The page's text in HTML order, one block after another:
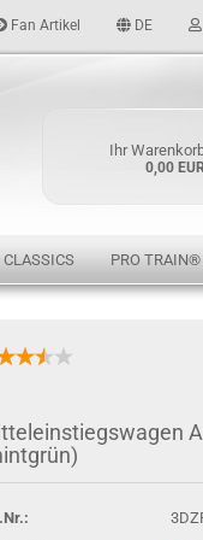
Fan Artikel DE
vergessen?
Ihr
0,00
PRO